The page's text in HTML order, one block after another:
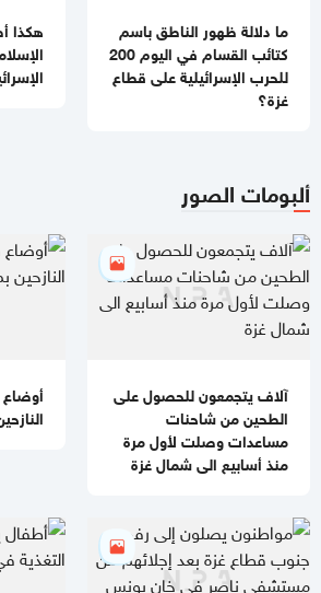
10:59 صباحا
جيش الاحتلال يطلق عملية عسكرية واسعة في
11:06 مساءاً
11:00 مساءاً
مصادر عسكرية: "إسرائيل" تقيّد الاغتيالات في
ما دلالة ظهور الناطق باسم
كتائب القسام في اليوم 200
للحرب الإسرائيلية على قطاع
غزة؟
هكذا
ألبومات الصور
آلاف يتجمعون للحصول على
الطحين من شاحنات
مساعدات وصلت لأول مرة
منذ أسابيع الى شمال غزة